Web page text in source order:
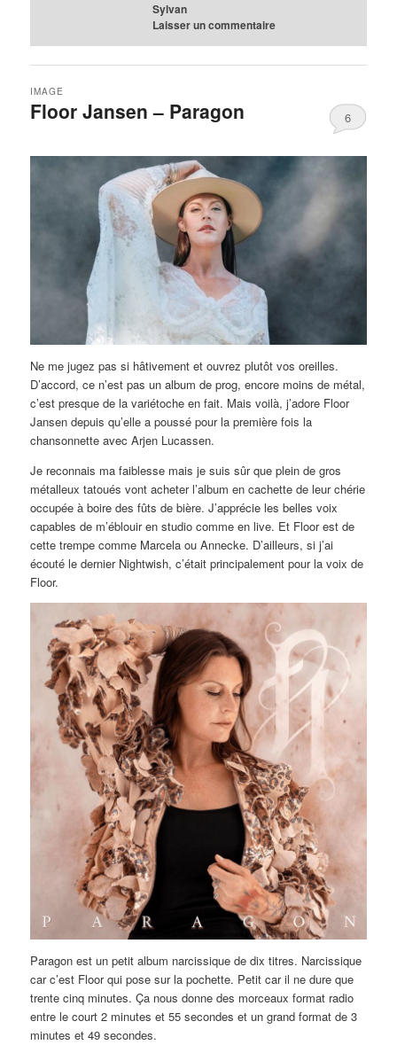
Sylvan
Laisser un commentaire
Floor Jansen – Paragon
IMAGE
6
Ne me jugez pas si hâtivement et ouvrez plutôt vos oreilles.
D’accord, ce n’est pas un album de prog, encore moins de métal,
c’est presque de la variétoche en fait. Mais voilà, j’adore Floor
Jansen depuis qu’elle a poussé pour la première fois la
chansonnette avec Arjen Lucassen.
Je reconnais ma faiblesse mais je suis sûr que plein de gros
métalleux tatoués vont acheter l’album en cachette de leur chérie
occupée à boire des fûts de bière. J’apprécie les belles voix
capables de m’éblouir en studio comme en live. Et Floor est de
cette trempe comme Marcela ou Annecke. D’ailleurs, si j’ai
écouté le dernier Nightwish, c’était principalement pour la voix de
Floor.
Paragon est un petit album narcissique de dix titres. Narcissique
car c’est Floor qui pose sur la pochette. Petit car il ne dure que
trente cinq minutes. Ça nous donne des morceaux format radio
entre le court 2 minutes et 55 secondes et un grand format de 3
minutes et 49 secondes.